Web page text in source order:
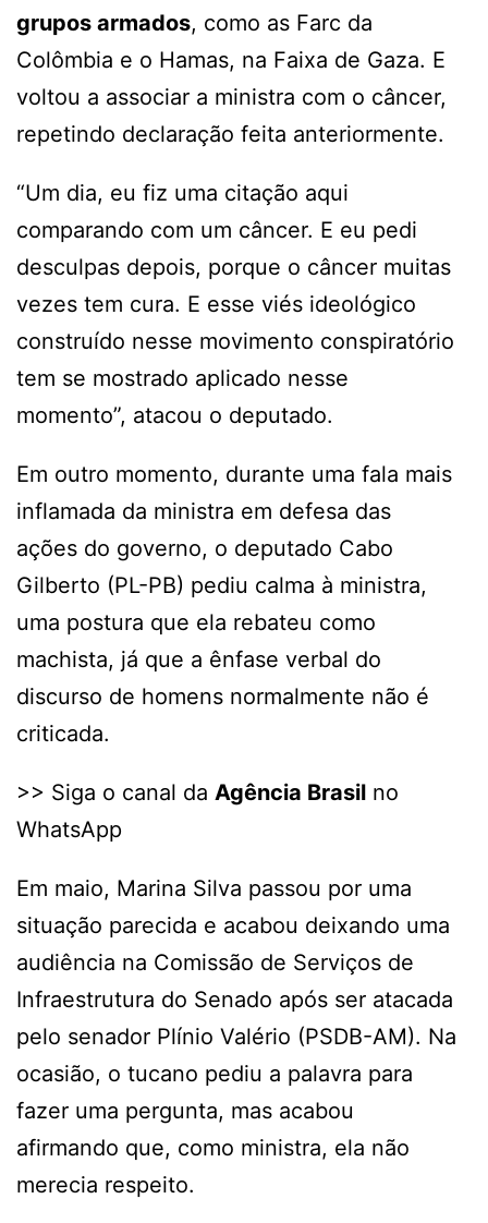
grupos armados, como as Farc da
Colômbia e o Hamas, na Faixa de Gaza. E
voltou a associar a ministra com o câncer,
repetindo declaração feita anteriormente.
“Um dia, eu fiz uma citação aqui
comparando com um câncer. E eu pedi
desculpas depois, porque o câncer muitas
vezes tem cura. E esse viés ideológico
construído nesse movimento conspiratório
tem se mostrado aplicado nesse
momento”, atacou o deputado.
Em outro momento, durante uma fala mais
inflamada da ministra em defesa das
ações do governo, o deputado Cabo
Gilberto (PL-PB) pediu calma à ministra,
uma postura que ela rebateu como
machista, já que a ênfase verbal do
discurso de homens normalmente não é
criticada.
>> Siga o canal da Agência Brasil no
WhatsApp
Em maio, Marina Silva passou por uma
situação parecida e acabou deixando uma
audiência na Comissão de Serviços de
Infraestrutura do Senado após ser atacada
pelo senador Plínio Valério (PSDB-AM). Na
ocasião, o tucano pediu a palavra para
fazer uma pergunta, mas acabou
afirmando que, como ministra, ela não
merecia respeito.